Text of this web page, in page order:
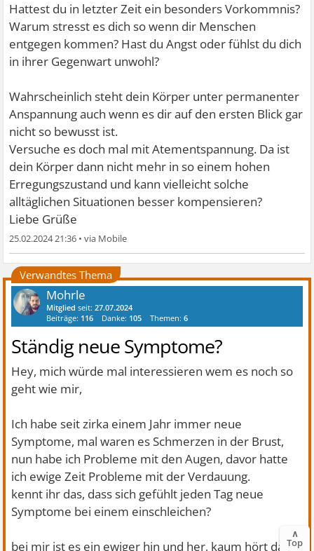
Hattest du in letzter Zeit ein besonders Vorkommnis?
Warum stresst es dich so wenn dir Menschen
entgegen kommen? Hast du Angst oder fühlst du dich
in ihrer Gegenwart unwohl?
Wahrscheinlich steht dein Körper unter permanenter
Anspannung auch wenn es dir auf den ersten Blick gar
nicht so bewusst ist.
Versuche es doch mal mit Atementspannung. Da ist
dein Körper dann nicht mehr in so einem hohen
Erregungszustand und kann vielleicht solche
alltäglichen Situationen besser kompensieren?
Liebe Grüße
25.02.2024 21:36 •
Verwandtes Thema
Mohrle
Mitglied seit:27.07.2024
Beiträge: 116 Danke: 105 Themen:6
Ständig neue Symptome?
Hey, mich würde mal interessieren wem es noch so
geht wie mir,
Ich habe seit zirka einem Jahr immer neue
Symptome, mal waren es Schmerzen in der Brust,
nun habe ich Probleme mit den Augen, davor hatte
ich ewige Zeit Probleme mit der Verdauung.
kennt ihr das, dass sich gefühlt jeden Tag neue
Symptome bei einem einschleichen?
bei mir ist es ein ewiger hin und her, kaum hört das
∧
Top